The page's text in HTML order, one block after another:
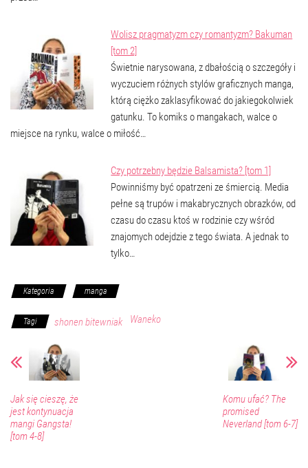
Wolisz pragmatyzm czy romantyzm? Bakuman
[tom 2]
Świetnie narysowana, z dbałością o szczegóły i
wyczuciem różnych stylów graficznych manga,
którą ciężko zaklasyfikować do jakiegokolwiek
gatunku. To komiks o mangakach, walce o
miejsce na rynku, walce o miłość…
Czy potrzebny będzie Balsamista? [tom 1]
Powinniśmy być opatrzeni ze śmiercią. Media
pełne są trupów i makabrycznych obrazków, od
czasu do czasu ktoś w rodzinie czy wśród
znajomych odejdzie z tego świata. A jednak to
tylko…
Kategoria manga
Tagi shonen bitewniak Waneko
Jak się cieszę, że
jest kontynuacja
mangi Gangsta!
[tom 4-8]
Komu ufać? The
promised
Neverland [tom 6-7]